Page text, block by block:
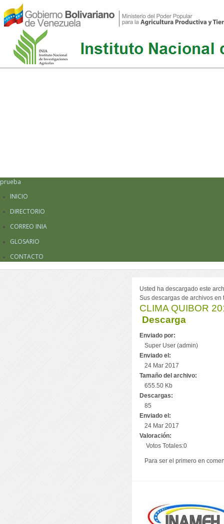
prueba
INICIO
DIRECTORIO
CORREO INIA
GLOSARIO
CONTACTO
Usted ha descargado este
Sus descargas de archivos
CLIMA QUIBOR
Descarga
Enviado por:
Super User (admin)
Enviado el:
24 Mar 2017
Tamaño del archivo:
655.50 Kb
Descargas:
85
Enviado el:
24 Mar 2017
Valoración:
Votos Totales:0
Para ser el primero en